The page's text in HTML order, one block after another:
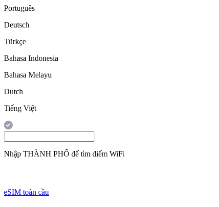
Português
Deutsch
Türkçe
Bahasa Indonesia
Bahasa Melayu
Dutch
Tiếng Việt
Nhập THÀNH PHỐ để tìm điểm WiFi
eSIM toàn cầu